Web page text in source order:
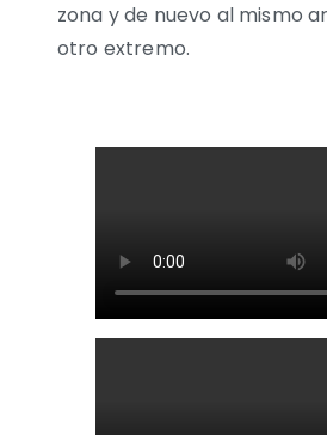
zona y de nuevo al mismo
otro extremo.